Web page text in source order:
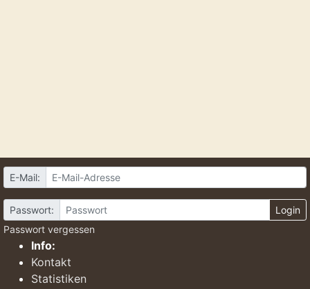
E-Mail:
Passwort:
Login
Passwort vergessen
Info:
Kontakt
Statistiken